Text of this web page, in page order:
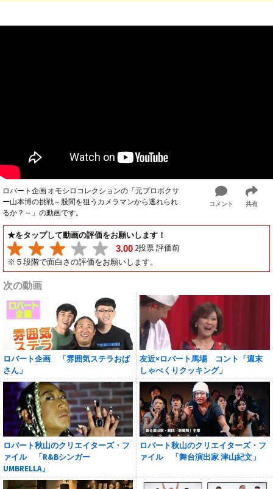
ロバート企画 オモシロコレクションの「元プロボクサ
ー山本博の挑戦～股間を狙うカメラマンから逃れられ
るか？～」の動画です。
コメント 共有
★をタップして動画の評価をお願いします！
3.00 2投票 評価前
※５段階で面白さの評価をお願いします。
次の動画
ロバート企画 「雰囲気ステラおば
さん」
友近×ロバート馬場 コント「週末
しゃべくりクッキング」
ロバート秋山のクリエイターズ・フ
ァイル 「R&Bシンガー
UMBRELLA」
ロバート秋山のクリエイターズ・フ
ァイル 「舞台演出家 津山紀文」